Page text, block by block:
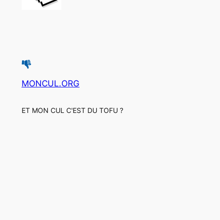
MONCUL.ORG
ET MON CUL C'EST DU TOFU ?